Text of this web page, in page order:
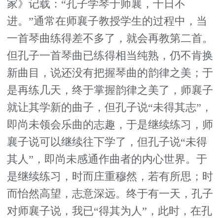
家》记载：“孔子学琴于师襄，十日不
进。”通常在师襄子教授学生的过程中，当
一首琴曲练得差不多了，就会再教第二首。
但孔子一首琴曲已练得相当纯熟，仍不肯换
新曲目，说还没有把握琴曲的韵律之美；于
是再练几天，终于掌握韵律之美了，师襄子
就让其学新的曲子，但孔子说“未得其志”，
即尚未领会乐曲的志趣，于是继续练习，师
襄子说可以继续往下学了，但孔子说“未得
其人”，即尚未感通作曲者的内心世界。于
是继续练习，时而庄重穆然，若有所思；时
而怡然高望，志意深远。终于有一天，孔子
对师襄子说，我已“得其为人”，此时，在孔